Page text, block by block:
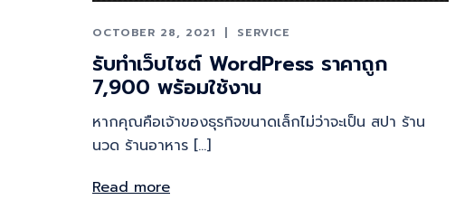
OCTOBER 28, 2021 SERVICE
รับทําเว็บไซต์ WordPress ราคาถูก
7,900 พร้อมใช้งาน
หากคุณคือเจ้าของธุรกิจขนาดเล็กไม่ว่าจะเป็น สปา ร้าน
นวด ร้านอาหาร […]
Read more